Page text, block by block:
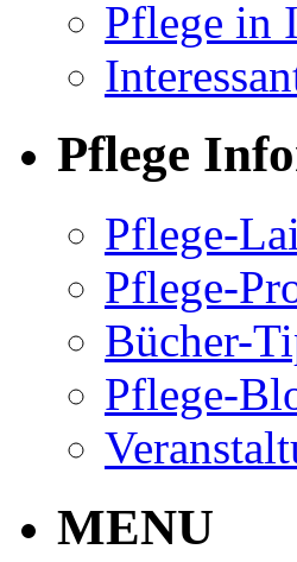
Pflege in
Pflege
Pflege-
Pflege-
Bücher-
Pflege-
MENU